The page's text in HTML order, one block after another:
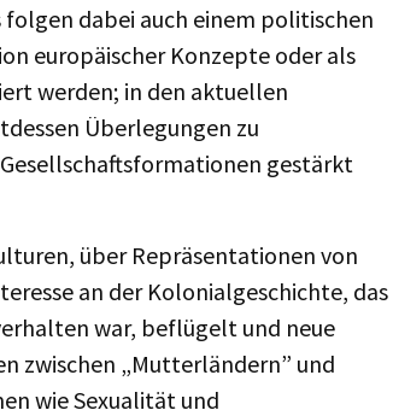
dabei auch einem politischen
europäischer Konzepte oder als
werden; in den aktuellen
Überlegungen zu
gestärkt
über Repräsentationen von
an der Kolonialgeschichte, das
war, beflügelt und neue
zwischen „Mutterländern” und
wie Sexualität und